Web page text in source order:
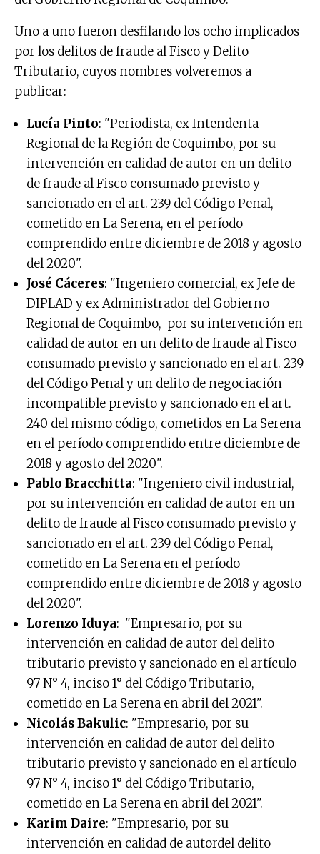
Uno a uno fueron desfilando los ocho implicados
por los delitos de fraude al Fisco y Delito
Tributario, cuyos nombres volveremos a
publicar:
Lucía Pinto: "Periodista, ex Intendenta
Regional de la Región de Coquimbo, por su
intervención en calidad de autor en un delito
de fraude al Fisco consumado previsto y
sancionado en el art. 239 del Código Penal,
cometido en La Serena, en el período
comprendido entre diciembre de 2018 y agosto
del 2020".
José Cáceres: "Ingeniero comercial, ex Jefe de
DIPLAD y ex Administrador del Gobierno
Regional de Coquimbo, por su intervención en
calidad de autor en un delito de fraude al Fisco
consumado previsto y sancionado en el art. 239
del Código Penal y un delito de negociación
incompatible previsto y sancionado en el art.
240 del mismo código, cometidos en La Serena
en el período comprendido entre diciembre de
2018 y agosto del 2020".
Pablo Bracchitta: "Ingeniero civil industrial,
por su intervención en calidad de autor en un
delito de fraude al Fisco consumado previsto y
sancionado en el art. 239 del Código Penal,
cometido en La Serena en el período
comprendido entre diciembre de 2018 y agosto
del 2020".
Lorenzo Iduya: "Empresario, por su
intervención en calidad de autor del delito
tributario previsto y sancionado en el artículo
97 N° 4, inciso 1° del Código Tributario,
cometido en La Serena en abril del 2021".
Nicolás Bakulic: "Empresario, por su
intervención en calidad de autor del delito
tributario previsto y sancionado en el artículo
97 N° 4, inciso 1° del Código Tributario,
cometido en La Serena en abril del 2021".
Karim Daire: "Empresario, por su
intervención en calidad de autordel delito